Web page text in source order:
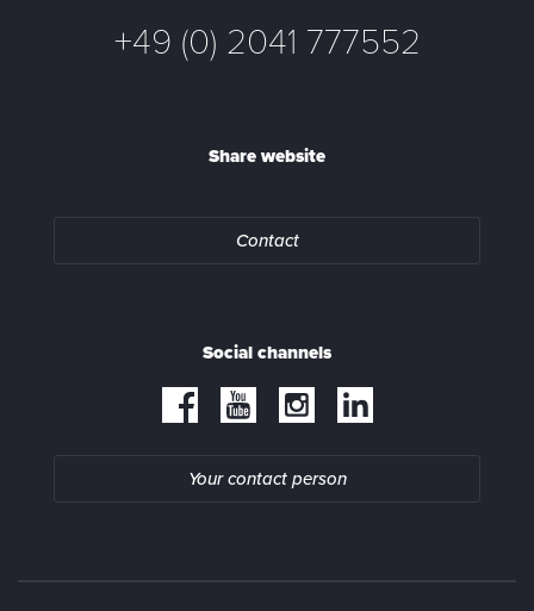
+49 (0) 2041 777552
Share website
Contact
Social channels
Your contact person